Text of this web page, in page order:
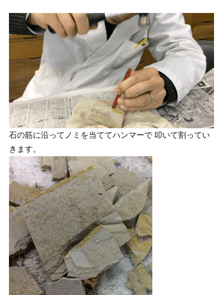
石の筋に沿ってノミを当ててハンマーで 叩いて割ってい
きます。